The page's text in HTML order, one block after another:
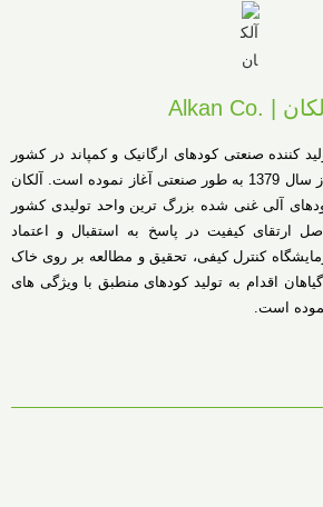
آلکان | .Alkan Co
کننده صنعتی کودهای ارگانیک و کمپاند در کشور
بوده و فعالیت های خود را از سال 1379 به طور صنعتی آغاز نموده است. آلکان
آلی غنی شده بزرگ ترین واحد تولیدی کشور
ارتقای کیفیت در پاسخ به استقبال و اعتماد
کنترل کیفی، تحقیق و مطالعه بر روی خاک
اقدام به تولید کودهای منطبق با ویژگی های
است.